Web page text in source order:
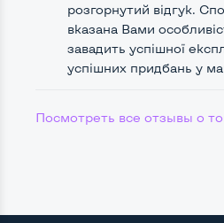
Размер видеопамяти, Гб1
Полноразмерная
розгорнутий відгук.
вказана Вами
завадить успішної
успішних придбань у
Посмотреть все отзывы о